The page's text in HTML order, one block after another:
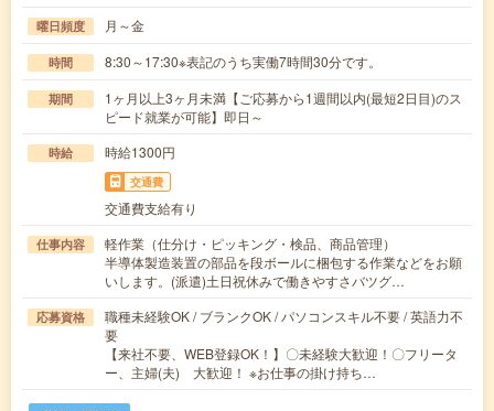
曜日頻度 月～金
時間 8:30～17:30※表記のうち実働7時間30分です。
期間
1ヶ月以上3ヶ月未満【ご応募から1週間以内(最短2日目)のス
ピード就業が可能】即日～
時給 時給1300円
交通費
交通費支給有り
仕事内容
軽作業（仕分け・ピッキング・検品、商品管理）
半導体製造装置の部品を段ボールに梱包する作業などをお願
いします。(派遣)土日祝休みで働きやすさバツグ…
応募資格
職種未経験OK / ブランクOK / パソコンスキル不要 / 英語力不
要
【来社不要、WEB登録OK！】〇未経験大歓迎！〇フリータ
ー、主婦(夫) 大歓迎！ ※お仕事の掛け持ち…